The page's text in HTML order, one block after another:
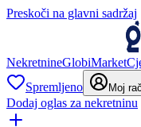
Preskoči na glavni sadržaj
NekretnineGlobiMarket
Spremljeno
Moj
Dodaj oglas za nekretninu